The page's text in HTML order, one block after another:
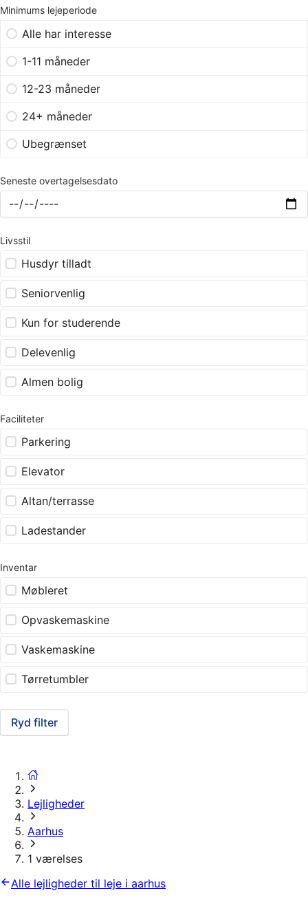
Minimums lejeperiode
Alle har interesse
1-11 måneder
12-23 måneder
24+ måneder
Ubegrænset
Seneste overtagelsesdato
Livsstil
Husdyr tilladt
Seniorvenlig
Kun for studerende
Delevenlig
Almen bolig
Faciliteter
Parkering
Elevator
Altan/terrasse
Ladestander
Inventar
Møbleret
Opvaskemaskine
Vaskemaskine
Tørretumbler
Ryd filter
Lejligheder
Aarhus
1 værelses
Alle lejligheder til leje i aarhus